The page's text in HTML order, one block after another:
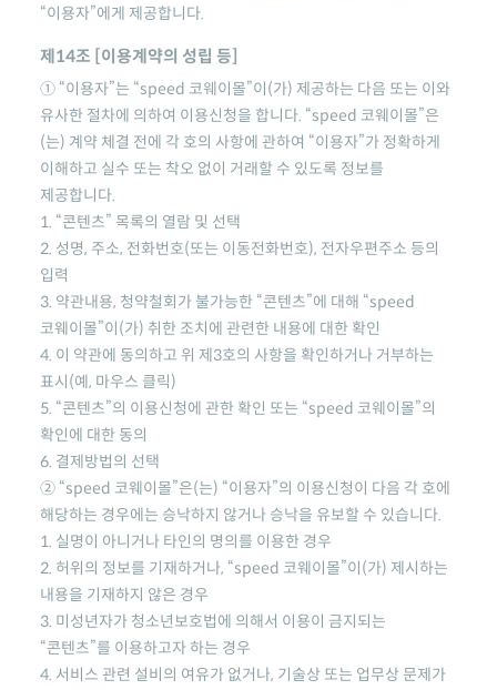
“이용자”에게 제공합니다.
제14조 [이용계약의 성립 등]
① “이용자”는 “speed 코웨이몰”이(가) 제공하는 다음 또는 이와
유사한 절차에 의하여 이용신청을 합니다. “speed 코웨이몰”은
(는) 계약 체결 전에 각 호의 사항에 관하여 “이용자”가 정확하게
이해하고 실수 또는 착오 없이 거래할 수 있도록 정보를
제공합니다.
1. “콘텐츠” 목록의 열람 및 선택
2. 성명, 주소, 전화번호(또는 이동전화번호), 전자우편주소 등의
입력
3. 약관내용, 청약철회가 불가능한 “콘텐츠”에 대해 “speed
코웨이몰”이(가) 취한 조치에 관련한 내용에 대한 확인
4. 이 약관에 동의하고 위 제3호의 사항을 확인하거나 거부하는
표시(예, 마우스 클릭)
5. “콘텐츠”의 이용신청에 관한 확인 또는 “speed 코웨이몰”의
확인에 대한 동의
6. 결제방법의 선택
② “speed 코웨이몰”은(는) “이용자”의 이용신청이 다음 각 호에
해당하는 경우에는 승낙하지 않거나 승낙을 유보할 수 있습니다.
1. 실명이 아니거나 타인의 명의를 이용한 경우
2. 허위의 정보를 기재하거나, “speed 코웨이몰”이(가) 제시하는
내용을 기재하지 않은 경우
3. 미성년자가 청소년보호법에 의해서 이용이 금지되는
“콘텐츠”를 이용하고자 하는 경우
4. 서비스 관련 설비의 여유가 없거나, 기술상 또는 업무상 문제가